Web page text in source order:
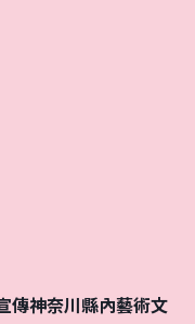
傳神奈川縣內藝術文